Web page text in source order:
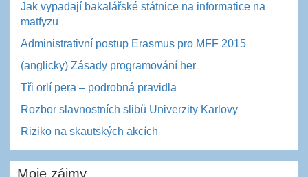
Jak vypadají bakalářské státnice na informatice na
matfyzu
Administrativní postup Erasmus pro MFF 2015
(anglicky) Zásady programování her
Tři orlí pera – podrobná pravidla
Rozbor slavnostních slibů Univerzity Karlovy
Riziko na skautských akcích
Moje zájmy